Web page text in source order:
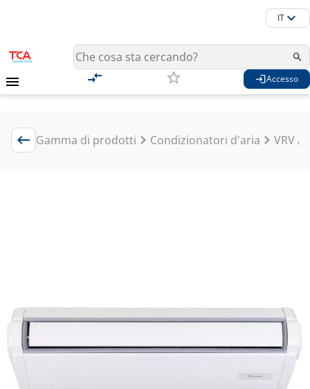
IT
Accesso
Gamma di prodotti Condizionatori d'aria VRV /